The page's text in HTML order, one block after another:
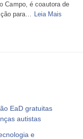
Campo, é coautora de
para…
Leia Mais
EaD gratuitas
autistas
e